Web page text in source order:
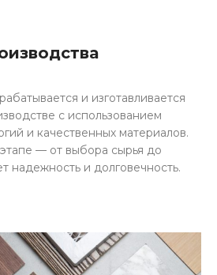
и изготавливается
с использованием
и качественных материалов.
— от выбора сырья до
надежность и долговечность.